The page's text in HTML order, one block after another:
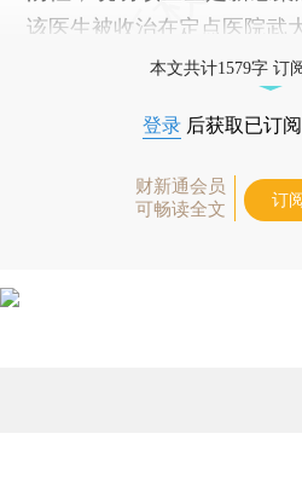
该医生被收治在定点医院武
本文共计1579字 订
登录 后获取已订
财新通会员
可畅读全文
订